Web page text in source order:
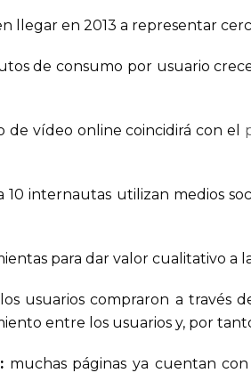
llegar en 2013 a representar
de consumo por usuario
de vídeo online coincidirá con el
10 internautas utilizan medios
para dar valor cualitativo a
usuarios compraron a través
entre los usuarios y, por
muchas páginas ya cuentan